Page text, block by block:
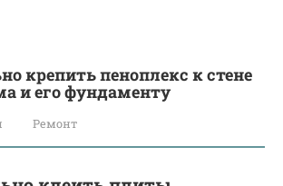
крепить пеноплекс к стене
и его фундаменту
Ремонт